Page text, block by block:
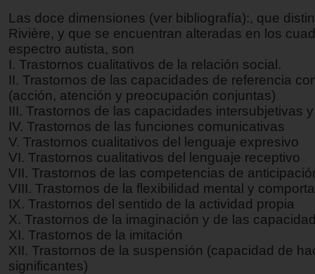
Las doce dimensiones (ver bibliografía):, que
Rivière, y que se encuentran alteradas en los
espectro autista, son
I. Trastornos cualitativos de la relación social.
II. Trastornos de las capacidades de referencia
(acción, atención y preocupación conjuntas)
III. Trastornos de las capacidades intersubjetivas
IV. Trastornos de las funciones comunicativas
V. Trastornos cualitativos del lenguaje expresivo
VI. Trastornos cualitativos del lenguaje receptivo
VII. Trastornos de las competencias de
VIII. Trastornos de la flexibilidad mental y
IX. Trastornos del sentido de la actividad propia
X. Trastornos de la imaginación y de las
XI. Trastornos de la imitación
XII. Trastornos de la suspensión (capacidad de
significantes)